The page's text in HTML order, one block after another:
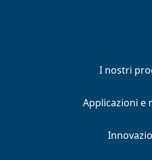
I nostri
Applicazioni e